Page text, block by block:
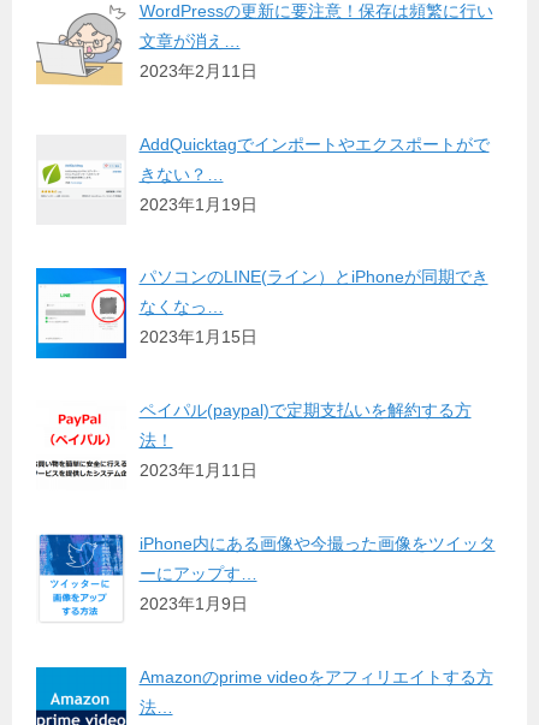
WordPressの更新に要注意！保存は頻繁に行い
文章が消え…
2023年2月11日
AddQuicktagでインポートやエクスポートがで
きない？…
2023年1月19日
パソコンのLINE(ライン）とiPhoneが同期でき
なくなっ…
2023年1月15日
ペイパル(paypal)で定期支払いを解約する方
法！
2023年1月11日
iPhone内にある画像や今撮った画像をツイッタ
ーにアップす…
2023年1月9日
Amazonのprime videoをアフィリエイトする方
法…